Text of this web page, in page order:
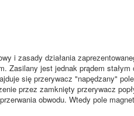
i zasady działania
Zasilany jest jednak prądem
się przerywacz "napędzany"
przez zamknięty przerywacz
obwodu. Wtedy pole